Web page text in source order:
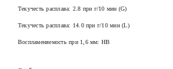
Текучесть расплава: 2.8 при г/10 мин (G)
Текучесть расплава: 14.0 при г/10 мин (L)
Воспламеняемость при 1,6 мм: HB